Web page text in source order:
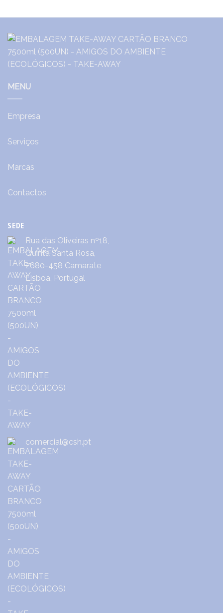
MENU
Empresa
Serviços
Marcas
Contactos
SEDE
Rua das Oliveiras nº18,
Quinta Santa Rosa,
2680-458 Camarate
Lisboa, Portugal
comercial@csh.pt